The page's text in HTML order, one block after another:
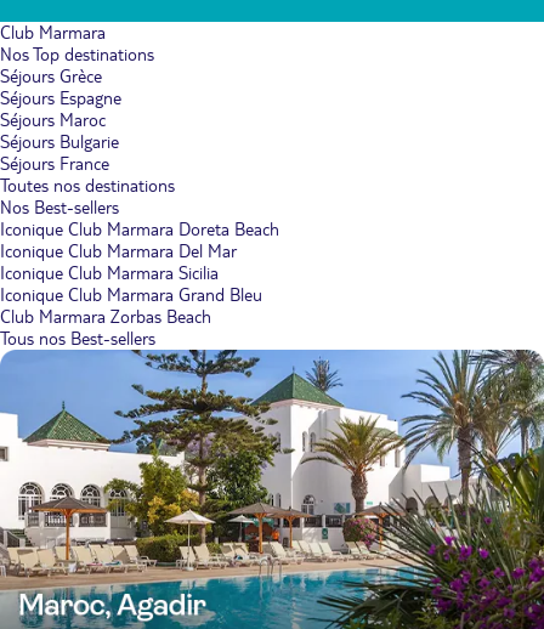
Club Marmara
Nos Top destinations
Séjours Grèce
Séjours Espagne
Séjours Maroc
Séjours Bulgarie
Séjours France
Toutes nos destinations
Nos Best-sellers
Iconique Club Marmara Doreta Beach
Iconique Club Marmara Del Mar
Iconique Club Marmara Sicilia
Iconique Club Marmara Grand Bleu
Club Marmara Zorbas Beach
Tous nos Best-sellers